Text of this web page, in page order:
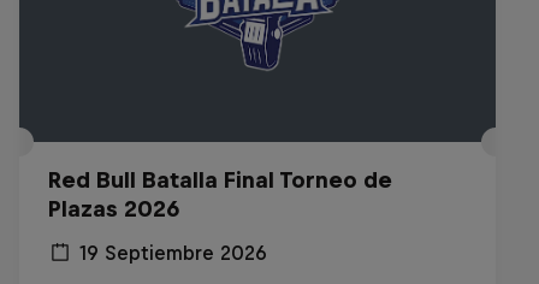
Red Bull Batalla Final Torneo de
Plazas 2026
19 Septiembre 2026